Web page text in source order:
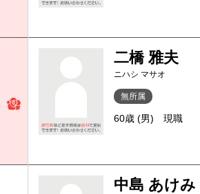
二橋 雅夫
ニハシ マサオ
無所属
60歳 (男) 現職
中島 あけみ